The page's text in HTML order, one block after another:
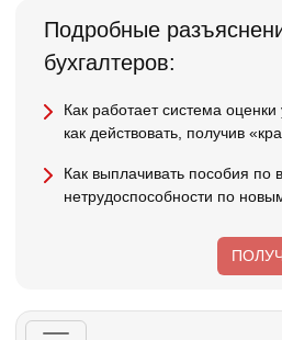
Подробные
бухгалтеров:
Как работает система
как действовать, получив
Как выплачивать пособия по
нетрудоспособности по